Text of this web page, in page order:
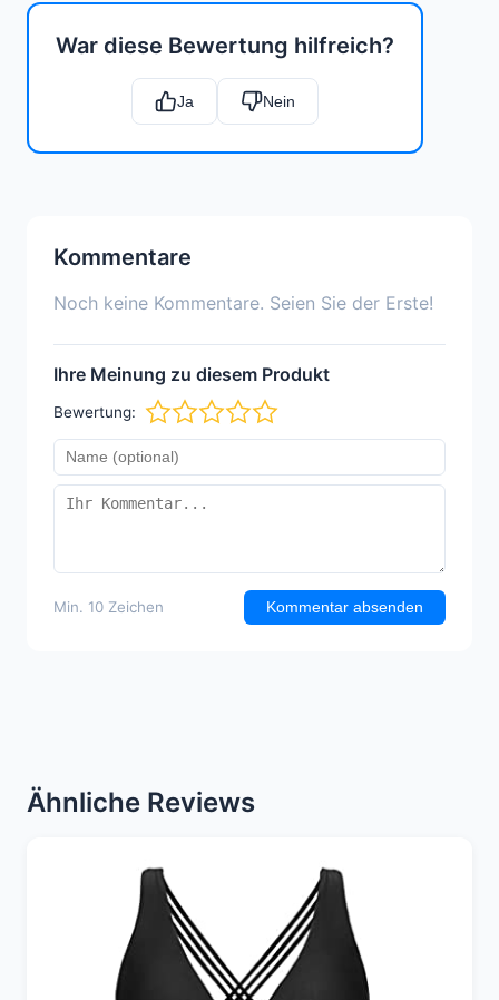
War diese Bewertung hilfreich?
Ja Nein
Kommentare
Noch keine Kommentare. Seien Sie der Erste!
Ihre Meinung zu diesem Produkt
Bewertung:
Min. 10 Zeichen Kommentar absenden
Ähnliche Reviews